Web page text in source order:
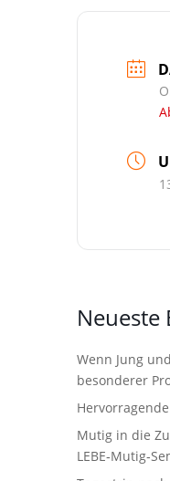
Neueste
Wenn Jung
besonderer
Mutig in die